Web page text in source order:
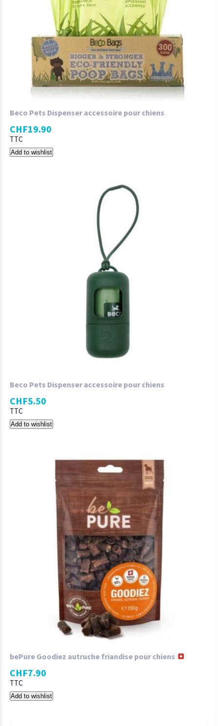
Beco Pets Dispenser accessoire pour chiens
CHF19.90
TTC
Add to wishlist
Beco Pets Dispenser accessoire pour chiens
CHF5.50
TTC
Add to wishlist
bePure Goodiez autruche friandise pour chiens
CHF7.90
TTC
Add to wishlist